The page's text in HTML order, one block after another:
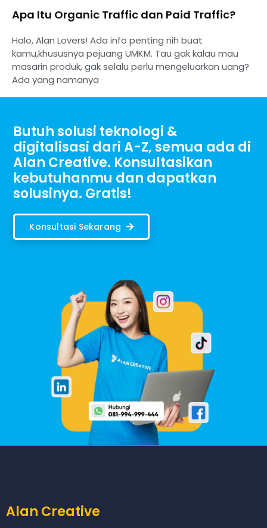
Apa Itu Organic Traffic dan Paid Traffic?
Halo, Alan Lovers! Ada info penting nih buat
kamu,khususnya pejuang UMKM. Tau gak kalau mau
masarin produk, gak selalu perlu mengeluarkan uang?
Ada yang namanya
Butuh solusi teknologi &
digitalisasi dari A-Z, semua ada di
Alan Creative. Konsultasikan
kebutuhanmu dan dapatkan
solusinya. Gratis!
Konsultasi Sekarang
Alan Creative